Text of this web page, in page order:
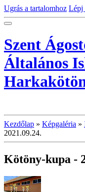
Ugrás a tartalomhoz Lépj
Szent
Általános
Kezdőlap » Képgaléria »
2021.09.24.
Kötöny-kupa -